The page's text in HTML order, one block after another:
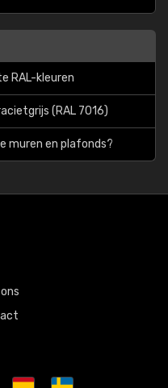
RAL-kleuren
(RAL 7016)
muren en plafonds?